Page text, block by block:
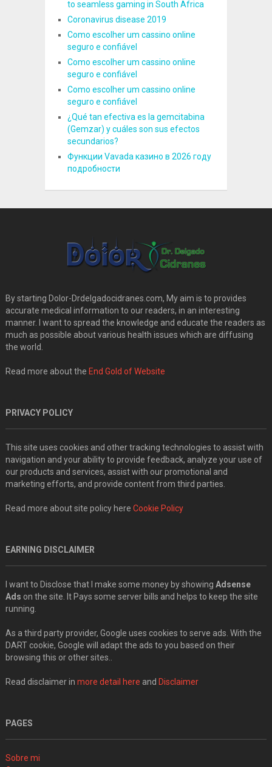
to seamless gaming in South Africa
Coronavirus disease 2019
Como escolher um cassino online
seguro e confiável
Como escolher um cassino online
seguro e confiável
Como escolher um cassino online
seguro e confiável
¿Qué tan efectiva es la gemcitabina
(Gemzar) y cuáles son sus efectos
secundarios?
Функции Vavada казино в 2026 году
подробности
By starting Dolor-Drdelgadocidranes.com, My aim is to provides
accurate medical information to our readers, in an interesting
manner. I want to spread the knowledge and educate the readers as
much as possible about various health issues which are diffusing
the world.
Read more about the End Gold of Website
PRIVACY POLICY
This site uses cookies and other tracking technologies to assist with
navigation and your ability to provide feedback, analyze your use of
our products and services, assist with our promotional and
marketing efforts, and provide content from third parties.
Read more about site policy here Cookie Policy
EARNING DISCLAIMER
I want to Disclose that I make some money by showing Adsense
Ads on the site. It Pays some server bills and helps to keep the site
running.
As a third party provider, Google uses cookies to serve ads. With the
DART cookie, Google will adapt the ads to you based on their
browsing this or other sites..
Read disclaimer in more detail here and Disclaimer
PAGES
Sobre mi